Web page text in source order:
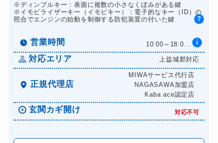
※ディンプルキー：表面に複数の小さなくぼみがある鍵
※イモビライザーキー（イモビキー）：電子的なキー（ID）の
照合でエンジンの始動を制御する防犯装置の付いた鍵
営業時間 10:00～18:0... i
対応エリア 上益城郡対応
正規代理店
MIWAサービス代行店
NAGASAWA加盟店
Kaba ace認定店
?
玄関カギ開け 対応不可